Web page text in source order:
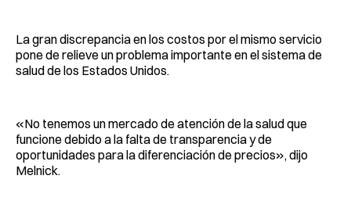
La gran discrepancia en los costos por el mismo servicio
pone de relieve un problema importante en el sistema de
salud de los Estados Unidos.
«No tenemos un mercado de atención de la salud que
funcione debido a la falta de transparencia y de
oportunidades para la diferenciación de precios», dijo
Melnick.